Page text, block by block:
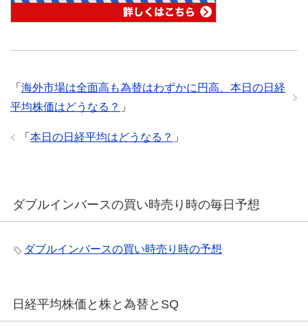
「 海外市場は全面高も為替はわずかに円高、本日の日経
平均株価はどうなる？ 」
「 本日の日経平均はどうなる？ 」
ダブルインバースの買い時売り時の毎日予想
ダブルインバースの買い時売り時の予想
日経平均株価と株と為替とSQ